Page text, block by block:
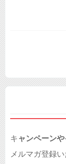
キ ャンペーン
メルマガ登録